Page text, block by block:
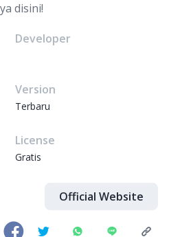
disini!
Developer
Version
Terbaru
License
Gratis
Official Website